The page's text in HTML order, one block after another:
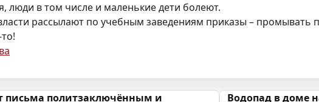
люди в том числе и маленькие дети болеют.
рассылают по учебным заведениям приказы –
письма политзаключённым и
Водопад в доме